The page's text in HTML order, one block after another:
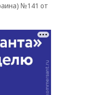
№141 от